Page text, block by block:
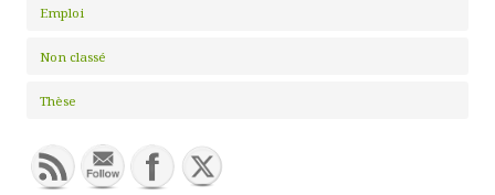
Emploi
Non classé
Thèse